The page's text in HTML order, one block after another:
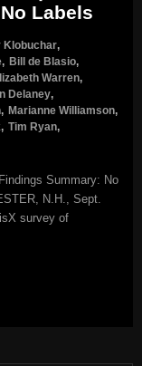
Labels
Klobuchar,
, Bill de Blasio,
Warren,
Delaney,
, Marianne Williamson,
, Tim Ryan,
Summary: No
N.H., Sept.
survey of